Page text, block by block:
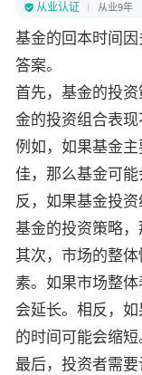
从业认证 从业9年
基金的回本时间
答案。
首先，基金的投
金的投资组合表现
例如，如果基金
佳，那么基金可
反，如果基金投
基金的投资策略，
其次，市场的整
素。如果市场整
会延长。相反，
的时间可能会缩短
最后，投资者需